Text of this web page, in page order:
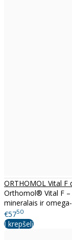
ORTHOMOL Vital
Orthomol® Vital F –
mineralais ir
€5750
Į krepšelį